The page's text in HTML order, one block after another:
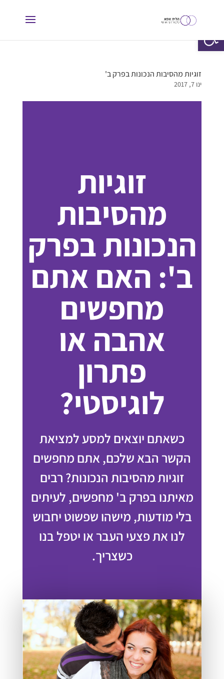
זוגיות מהסיבות הנכונות בפרק ב'
ינו 7, 2017
זוגיות
מהסיבות
הנכונות בפרק
ב': האם אתם
מחפשים
אהבה או
פתרון
לוגיסטי?
כשאתם יוצאים למסע למציאת
הקשר הבא שלכם, אתם מחפשים
זוגיות מהסיבות הנכונות? רבים
מאיתנו בפרק ב' מחפשים, לעיתים
בלי מודעות, מישהו שפשוט יחבוש
לנו את פצעי העבר או יטפל בנו
כשצריך.
פתח סרגל נגישות